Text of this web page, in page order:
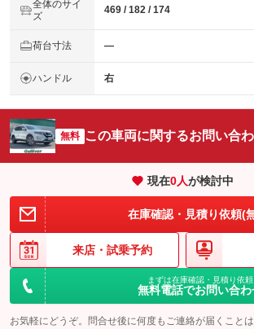
全体のサイ
ズ
469 / 182 / 174
荷台寸法 ―
ハンドル 右
無料 この車両に関するお問い合
現在0人が検討中
在庫確認・見積り依頼(
来店・ 試乗予約
まずは在庫確認・見積り依頼
無料電話でお問い合わ
お気軽にどうぞ。問合せ後に何度もご連絡が届くこと